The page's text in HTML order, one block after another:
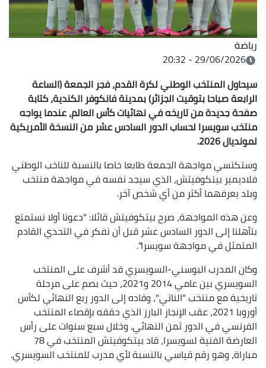
رياضة
29/06/2026 - 20:32
سيحاول المنتخب الوطني لكرة القدم، فجر الجمعة (الساعة
الرابعة صباحا بتوقيت الجزائر) بمدينة فانكوفر الكندية، كتابة
صفحة جديدة من تاريخه في نهائيات كأس العالم، عندما يواجه
منتخب سويسرا لحساب الدور السادس عشر من النسخة الأمريكية
لمونديال 2026.
وستكتسي مواجهة الجمعة طابعا خاصا بالنسبة للناخب الوطني
فلاديمير بيتكوفيتش، الذي سيجد نفسه في مواجهة منتخب
وبلد يعرفهما أكثر من أي شخص آخر.
وعن هذه المواجهة، صرح بيتكوفيتش قائلا: "دعونا أولا نستمتع
بتأهلنا إلى الدور السادس عشر قبل أن نفكر في التحدي القادم
المتمثل في مواجهة سويسرا".
وكان المدرب البوسني-السويسري قد أشرف على المنتخب
السويسري بين عامي 2014 و2021، حيث بصم على مرحلة
تاريخية مع منتخب "الناتي"، وقاده إلى الدور ربع النهائي لكأس
أوروبا 2021، عقب الإنجاز البارز الذي حققه بإقصاء المنتخب
الفرنسي في الدور ثمن النهائي. وخلال سبع سنوات على رأس
العارضة الفنية لسويسرا، قاد بيتكوفيتش المنتخب في 78
مباراة، وهو رقم قياسي بالنسبة لأي مدرب للمنتخب السويسري.